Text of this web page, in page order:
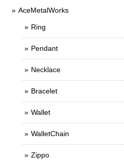
AceMetalWorks
Ring
Pendant
Necklace
Bracelet
Wallet
WalletChain
Zippo